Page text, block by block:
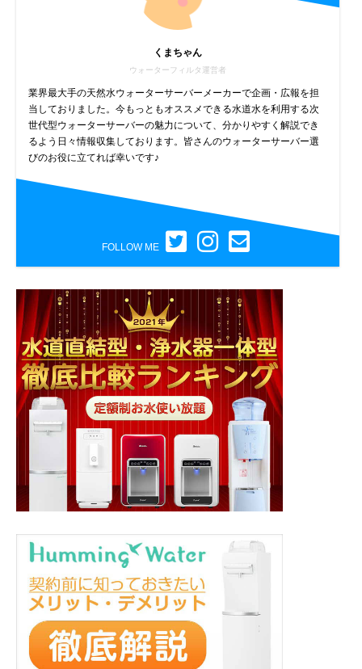
くまちゃん
ウォーターフィルタ運営者
業界最大手の天然水ウォーターサーバーメーカーで企画・広報を担
当しておりました。今もっともオススメできる水道水を利用する次
世代型ウォーターサーバーの魅力について、分かりやすく解説でき
るよう日々情報収集しております。皆さんのウォーターサーバー選
びのお役に立てれば幸いです♪
FOLLOW ME